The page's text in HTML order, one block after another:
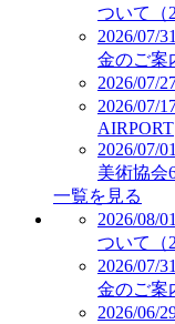
ついて（
2026/07/31
金のご案
2026/07/
2026/07/
AIRPORT
2026/07/01
美術協会
一覧を見る
2026/08/01
ついて（
2026/07/31
金のご案
2026/06/